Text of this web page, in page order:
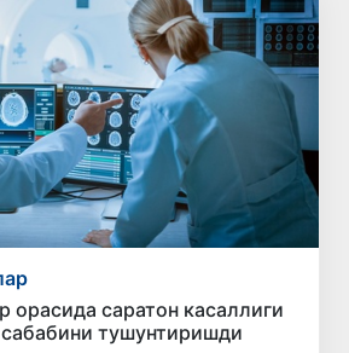
саратон касаллиги
сабабини тушунтиришди